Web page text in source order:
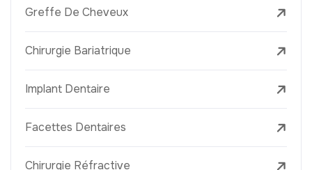
Greffe De Cheveux
Chirurgie Bariatrique
Implant Dentaire
Facettes Dentaires
Chirurgie Réfractive